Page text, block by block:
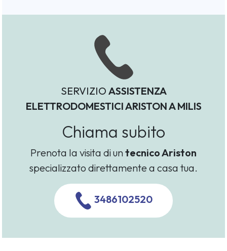
SERVIZIO ASSISTENZA
ELETTRODOMESTICI ARISTON A MILIS
Chiama subito
Prenota la visita di untecnico Ariston
specializzato direttamente a casa tua.
3486102520